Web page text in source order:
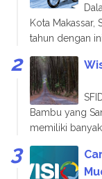
Kota Makassar,
tahun dengan
Bambu yang
memiliki